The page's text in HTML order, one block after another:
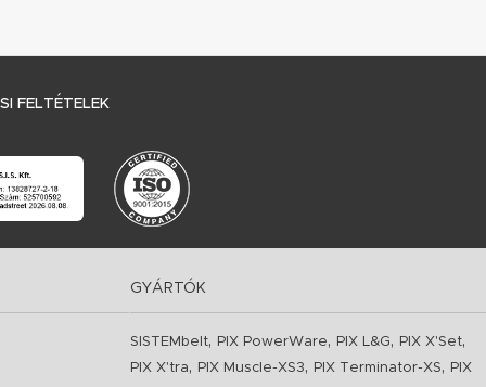
FELTÉTELEK
GYÁRTÓK
SISTEMbelt, PIX PowerWare, PIX L&G, PIX X'Set,
PIX X'tra, PIX Muscle-XS3, PIX Terminator-XS,
PIX